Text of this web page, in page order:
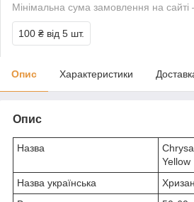
Мінімальна сума замовлення на
100 ₴ від 5 шт.
Опис Характеристики
Опис
Назва
Yellow
Назва українська